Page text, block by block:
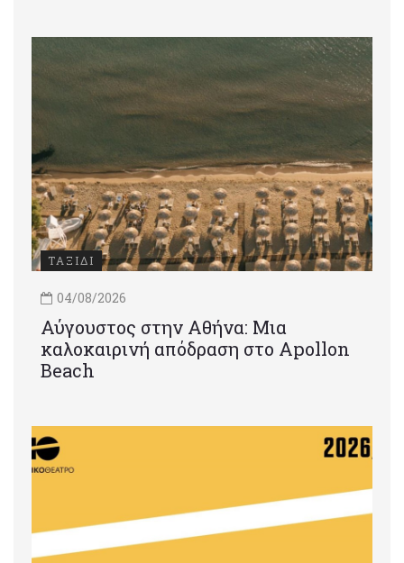
ΤΑΞΙΔΙ
04/08/2026
Αύγουστος στην Αθήνα: Μια
καλοκαιρινή απόδραση στο Apollon
Beach